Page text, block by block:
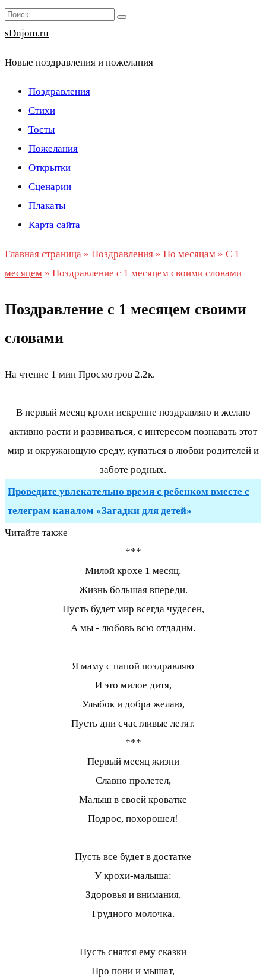
Перейти
к
Search
for:
sDnjom.ru
Новые поздравления и пожелания
Поздравления
Стихи
Тосты
Пожелания
Открытки
Сценарии
Плакаты
Карта сайта
Главная страница » Поздравления » По месяцам » С 1
месяцем » Поздравление с 1 месяцем своими словами
Поздравление с 1 месяцем своими
словами
На чтение 1 мин Просмотров 2.2к.
В первый месяц крохи искренне поздравляю и желаю
активно расти и развиваться, с интересом познавать этот
мир и окружающую среду, купаться в любви родителей и
заботе родных.
Проведите увлекательно время с ребенком вместе с
телеграм каналом «Загадки для детей»
Читайте также
***
Милой крохе 1 месяц,
Жизнь большая впереди.
Пусть будет мир всегда чудесен,
А мы - любовь всю отдадим.
Я маму с папой поздравляю
И это милое дитя,
Улыбок и добра желаю,
Пусть дни счастливые летят.
***
Первый месяц жизни
Славно пролетел,
Малыш в своей кроватке
Подрос, похорошел!
Пусть все будет в достатке
У крохи-малыша:
Здоровья и внимания,
Грудного молочка.
Пусть снятся ему сказки
Про пони и мышат,